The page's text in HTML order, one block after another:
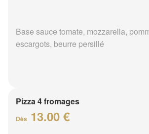
Base sauce tomate, mozzarella,
escargots, beurre persillé
Pizza 4 fromages
Dès 13.00 €